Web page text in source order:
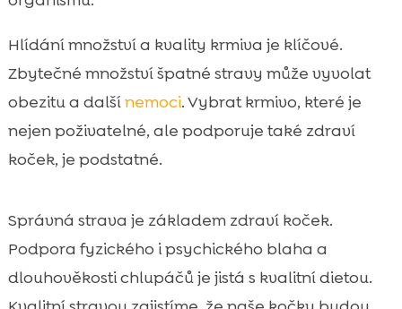
Hlídání množství a kvality krmiva je klíčové.
Zbytečné množství špatné stravy může vyvolat
obezitu a dalšínemoci. Vybrat krmivo, které je
nejen poživatelné, ale podporuje také zdraví
koček, je podstatné.
Správná strava je základem zdraví koček.
Podpora fyzického i psychického blaha a
dlouhověkosti chlupáčů je jistá s kvalitní dietou.